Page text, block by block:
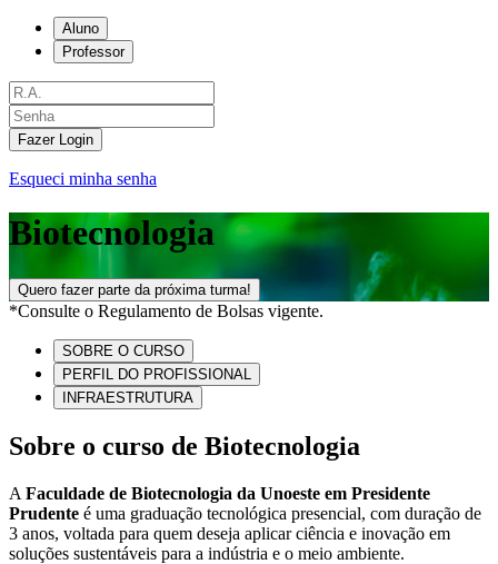
Aluno
Professor
Fazer Login
Esqueci minha senha
Biotecnologia
Quero fazer parte da próxima turma!
*Consulte o Regulamento de Bolsas vigente.
SOBRE O CURSO
PERFIL DO PROFISSIONAL
INFRAESTRUTURA
Sobre o curso de Biotecnologia
A Faculdade de Biotecnologia da Unoeste em Presidente
Prudente é uma graduação tecnológica presencial, com duração de
3 anos, voltada para quem deseja aplicar ciência e inovação em
soluções sustentáveis para a indústria e o meio ambiente.